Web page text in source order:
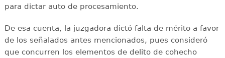
para dictar auto de procesamiento.
De esa cuenta, la juzgadora dictó falta de mérito a favor
de los señalados antes mencionados, pues consideró
que concurren los elementos de delito de cohecho